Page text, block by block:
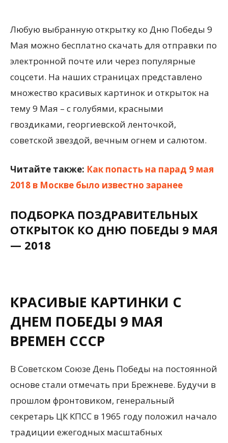
Любую выбранную открытку ко Дню Победы 9
Мая можно бесплатно скачать для отправки по
электронной почте или через популярные
соцсети. На наших страницах представлено
множество красивых картинок и открыток на
тему 9 Мая – с голубями, красными
гвоздиками, георгиевской ленточкой,
советской звездой, вечным огнем и салютом.
Читайте также: Как попасть на парад 9 мая
2018 в Москве было известно заранее
ПОДБОРКА ПОЗДРАВИТЕЛЬНЫХ
ОТКРЫТОК КО ДНЮ ПОБЕДЫ 9 МАЯ
— 2018
КРАСИВЫЕ КАРТИНКИ С
ДНЕМ ПОБЕДЫ 9 МАЯ
ВРЕМЕН СССР
В Советском Союзе День Победы на постоянной
основе стали отмечать при Брежневе. Будучи в
прошлом фронтовиком, генеральный
секретарь ЦК КПСС в 1965 году положил начало
традиции ежегодных масштабных